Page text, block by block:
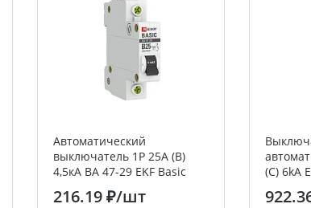
Автоматический
выключатель 1P 25А (B)
4,5кА ВА 47-29 EKF Basic
216.19 ₽/шт
(C) 6kA